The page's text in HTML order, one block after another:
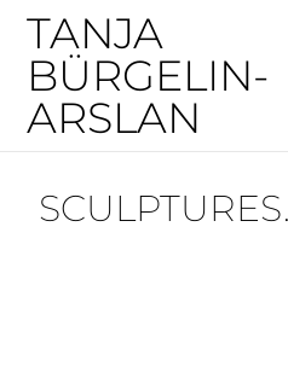
TANJA
BÜRGELIN-
ARSLAN